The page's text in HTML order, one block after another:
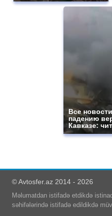
Все
падению
Кавказе:
© Avtosfer.az 2014 - 2026
Məlumatdan istifadə etdikdə
səhifələrində istifadə edildikdə